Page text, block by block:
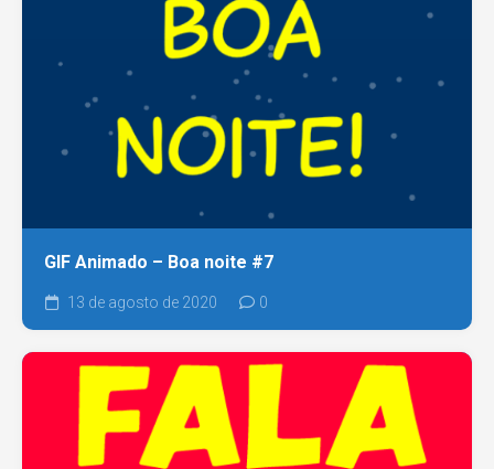
GIF Animado – Boa noite #7
13 de agosto de 2020 0